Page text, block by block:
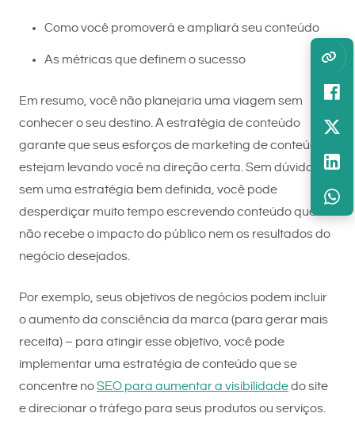
Como você promoverá e ampliará seu conteúdo
As métricas que definem o sucesso
Em resumo, você não planejaria uma viagem sem
conhecer o seu destino. A estratégia de conteúdo
garante que seus esforços de marketing de conteúdo
estejam levando você na direção certa. Sem dúvida,
sem uma estratégia bem definida, você pode
desperdiçar muito tempo escrevendo conteúdo que
não recebe o impacto do público nem os resultados do
negócio desejados.
Por exemplo, seus objetivos de negócios podem incluir
o aumento da consciência da marca (para gerar mais
receita) – para atingir esse objetivo, você pode
implementar uma estratégia de conteúdo que se
concentre noSEO para aumentar a visibilidadedo site
e direcionar o tráfego para seus produtos ou serviços.